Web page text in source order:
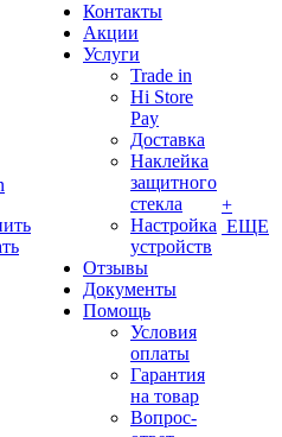
Контакты
Акции
Услуги
Trade in
Hi Store
Pay
Доставка
Наклейка
защитного
стекла
Настройка
устройств
Отзывы
Документы
Помощь
Условия
оплаты
Гарантия
на товар
Вопрос-
+
ЕЩЕ